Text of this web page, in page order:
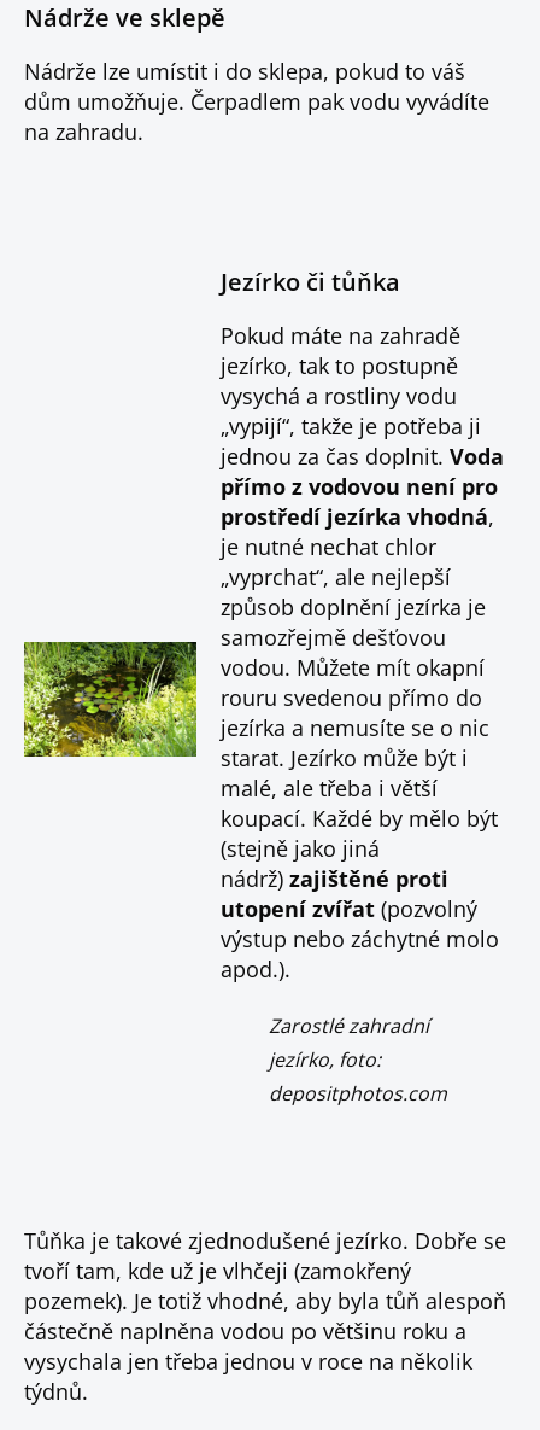
Nádrže ve sklepě
Nádrže lze umístit i do sklepa, pokud to váš
dům umožňuje. Čerpadlem pak vodu vyvádíte
na zahradu.
Jezírko či tůňka
Pokud máte na zahradě
jezírko, tak to postupně
vysychá a rostliny vodu
„vypijí“, takže je potřeba ji
jednou za čas doplnit. Voda
přímo z vodovou není pro
prostředí jezírka vhodná,
je nutné nechat chlor
„vyprchat“, ale nejlepší
způsob doplnění jezírka je
samozřejmě dešťovou
vodou. Můžete mít okapní
rouru svedenou přímo do
jezírka a nemusíte se o nic
starat. Jezírko může být i
malé, ale třeba i větší
koupací. Každé by mělo být
(stejně jako jiná
nádrž) zajištěné proti
utopení zvířat(pozvolný
výstup nebo záchytné molo
apod.).
Zarostlé zahradní
jezírko, foto:
depositphotos.com
Tůňka je takové zjednodušené jezírko. Dobře se
tvoří tam, kde už je vlhčeji (zamokřený
pozemek). Je totiž vhodné, aby byla tůň alespoň
částečně naplněna vodou po většinu roku a
vysychala jen třeba jednou v roce na několik
týdnů.